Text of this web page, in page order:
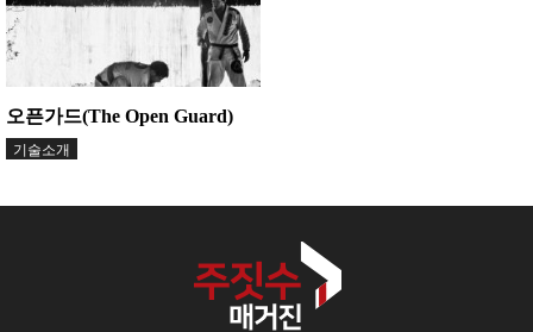
오픈가드(The Open Guard)
기술소개